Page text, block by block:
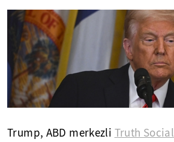
Trump, ABD merkezli Truth Social